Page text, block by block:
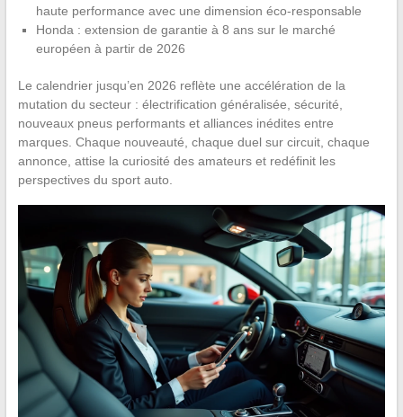
haute performance avec une dimension éco-responsable
Honda : extension de garantie à 8 ans sur le marché
européen à partir de 2026
Le calendrier jusqu’en 2026 reflète une accélération de la
mutation du secteur : électrification généralisée, sécurité,
nouveaux pneus performants et alliances inédites entre
marques. Chaque nouveauté, chaque duel sur circuit, chaque
annonce, attise la curiosité des amateurs et redéfinit les
perspectives du sport auto.